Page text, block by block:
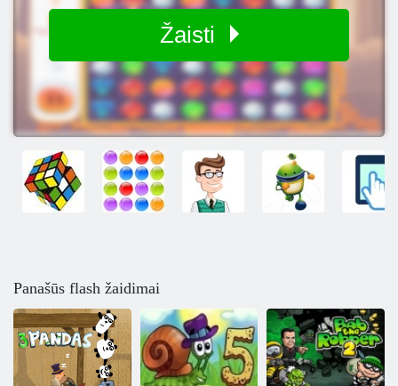
Žaisti
Panašūs flash žaidimai